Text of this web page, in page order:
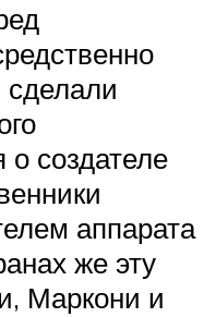
сделали
создателе
аппарата
же эту
Маркони и